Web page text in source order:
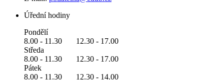
Úřední hodiny
Pondělí
8.00 - 11.30 12.30 - 17.00
Středa
8.00 - 11.30 12.30 - 17.00
Pátek
8.00 - 11.30 12.30 - 14.00